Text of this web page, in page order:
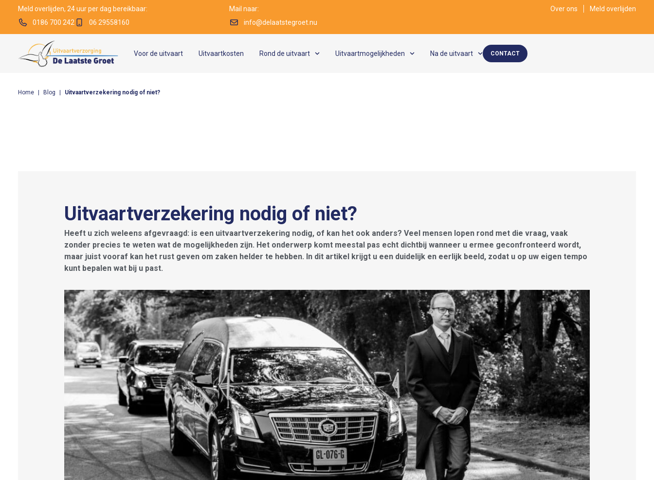
Meld overlijden, 24 uur per dag bereikbaar:
0186 700 242
06 29558160
Mail naar:
info@delaatstegroet.nu
Over ons Meld overlijden
Voor de uitvaart Uitvaartkosten Rond de uitvaart Uitvaartmogelijkheden Na de uitvaart CONTACT
Home Blog Uitvaartverzekering nodig of niet?
Uitvaartverzekering nodig of niet?
Heeft u zich weleens afgevraagd: is een uitvaartverzekering nodig, of kan het ook anders? Veel mensen lopen rond met die vraag, vaak
zonder precies te weten wat de mogelijkheden zijn. Het onderwerp komt meestal pas echt dichtbij wanneer u ermee geconfronteerd wordt,
maar juist vooraf kan het rust geven om zaken helder te hebben. In dit artikel krijgt u een duidelijk en eerlijk beeld, zodat u op uw eigen tempo
kunt bepalen wat bij u past.